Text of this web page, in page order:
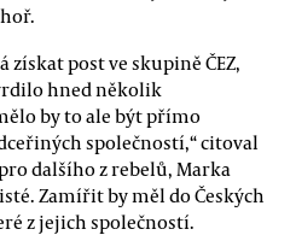
získat post ve skupině ČEZ,
hned několik
by to ale být přímo
společností,“ citoval
dalšího z rebelů, Marka
Zamířit by měl do Českých
z jejich společností.